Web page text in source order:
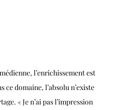
l’enrichissement est
ce domaine, l’absolu n’existe
« Je n’ai pas l’impression